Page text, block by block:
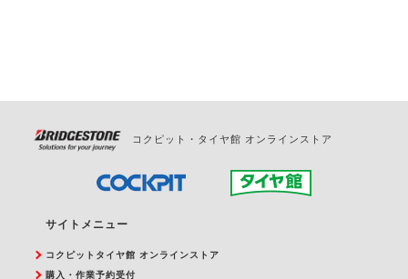
コクピット・タイヤ館 オンラインストア
サイトメニュー
コクピットタイヤ館 オンラインストア
購入・作業予約受付